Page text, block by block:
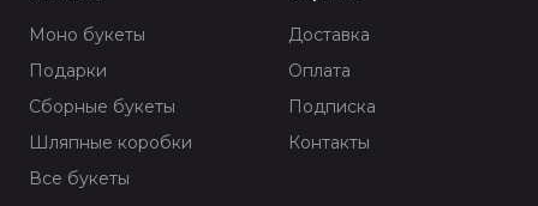
Моно букеты
Подарки
Сборные букеты
Шляпные коробки
Все букеты
Доставка
Оплата
Подписка
Контакты